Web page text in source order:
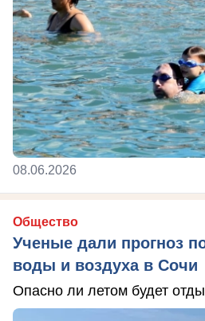
08.06.2026
Общество
Ученые дали прогноз
воды и воздуха в Сочи
Опасно ли летом будет